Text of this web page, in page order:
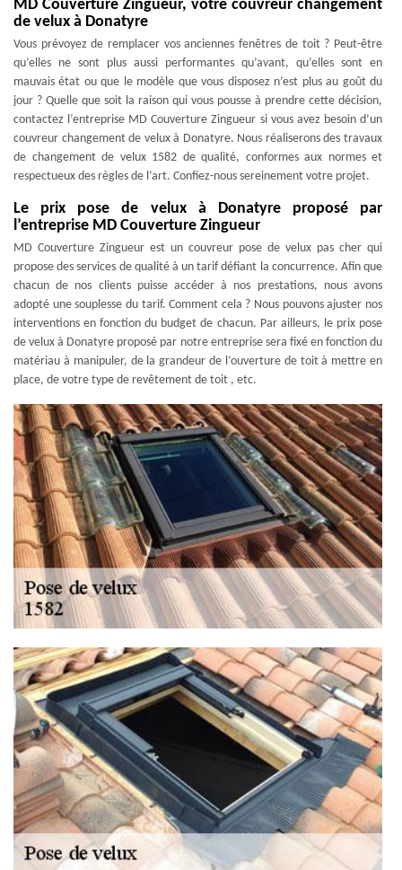
MD Couverture Zingueur, votre couvreur changement
de velux à Donatyre
Vous prévoyez de remplacer vos anciennes fenêtres de toit ? Peut-être
qu’elles ne sont plus aussi performantes qu’avant, qu’elles sont en
mauvais état ou que le modèle que vous disposez n’est plus au goût du
jour ? Quelle que soit la raison qui vous pousse à prendre cette décision,
contactez l’entreprise MD Couverture Zingueur si vous avez besoin d’un
couvreur changement de velux à Donatyre. Nous réaliserons des travaux
de changement de velux 1582 de qualité, conformes aux normes et
respectueux des règles de l’art. Confiez-nous sereinement votre projet.
Le prix pose de velux à Donatyre proposé par
l’entreprise MD Couverture Zingueur
MD Couverture Zingueur est un couvreur pose de velux pas cher qui
propose des services de qualité à un tarif défiant la concurrence. Afin que
chacun de nos clients puisse accéder à nos prestations, nous avons
adopté une souplesse du tarif. Comment cela ? Nous pouvons ajuster nos
interventions en fonction du budget de chacun. Par ailleurs, le prix pose
de velux à Donatyre proposé par notre entreprise sera fixé en fonction du
matériau à manipuler, de la grandeur de l’ouverture de toit à mettre en
place, de votre type de revêtement de toit , etc.